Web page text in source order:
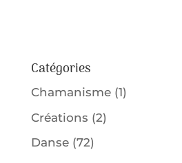
Catégories
Chamanisme(1)
Créations (2)
Danse(72)